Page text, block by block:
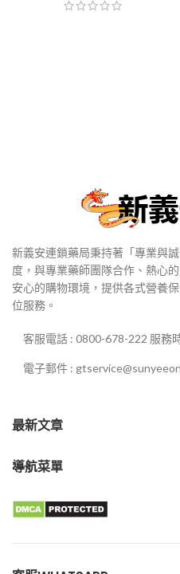
新義安連鎖藥局秉持著「專業與
度，與專業藥師團隊合作、熱心
安心的購物環境，提供各式營養
位服務。
客服電話 : 0800-678-222 服務
電子郵件 :
最新文章
導航菜單